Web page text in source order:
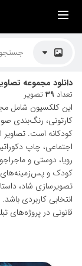
دانلود مجموعه
تعداد 39تصویر
این کلکسیون شامل
کارتونی، رنگ‌بندی
کودکانه است.
اجتماعی، چاپ
رویا، دوستی و
کودک و پس‌زمینه‌های
تصویرسازی شاد،
انتخابی کاربردی
قانونی در پروژه‌های
لیست
موضوعات
هنرمندان
کسب
28428845
تماس با ما